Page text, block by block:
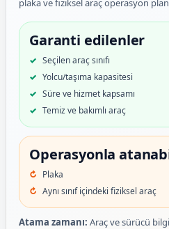
plaka ve fiziksel araç operasyon
Garanti edilenler
Seçilen araç sınıfı
Yolcu/taşıma kapasitesi
Süre ve hizmet kapsamı
Temiz ve bakımlı araç
Operasyonla
Plaka
Aynı sınıf içindeki fiziksel araç
Atama zamanı: Araç ve sürücü